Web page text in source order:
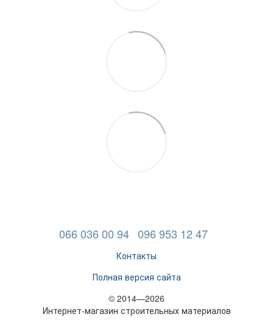
066 036 00 94 096 953 12 47
Контакты
Полная версия сайта
© 2014—2026
Интернет-магазин строительных материалов